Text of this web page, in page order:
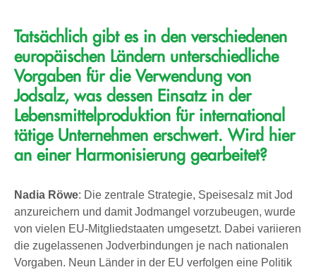
Tatsächlich gibt es in den verschiedenen
europäischen Ländern unterschiedliche
Vorgaben für die Verwendung von
Jodsalz, was dessen Einsatz in der
Lebensmittelproduktion für international
tätige Unternehmen erschwert. Wird hier
an einer Harmonisierung gearbeitet?
Nadia Röwe: Die zentrale Strategie, Speisesalz mit Jod
anzureichern und damit Jodmangel vorzubeugen, wurde
von vielen EU-Mitgliedstaaten umgesetzt. Dabei variieren
die zugelassenen Jodverbindungen je nach nationalen
Vorgaben. Neun Länder in der EU verfolgen eine Politik